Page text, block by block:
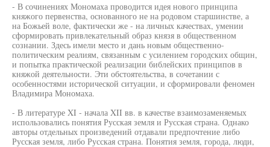
- В сочинениях Мономаха проводится идея нового принципа
княжого первенства, основанного не на родовом старшинстве, а
на Божьей воле, фактически же - на личных качествах, умении
сформировать привлекательный образ князя в общественном
сознании. Здесь имели место и дань новым общественно-
политическим реалиям, связанным с усилением городских общин,
и попытка практической реализации библейских принципов в
княжой деятельности. Эти обстоятельства, в сочетании с
особенностями исторической ситуации, и сформировали феномен
Владимира Мономаха.
- В литературе XI - начала XII вв. в качестве взаимозаменяемых
использовались понятия Русская земля и Русская страна. Однако
авторы отдельных произведений отдавали предпочтение либо
Русская земля, либо Русская страна. Понятия земля, города, люди,